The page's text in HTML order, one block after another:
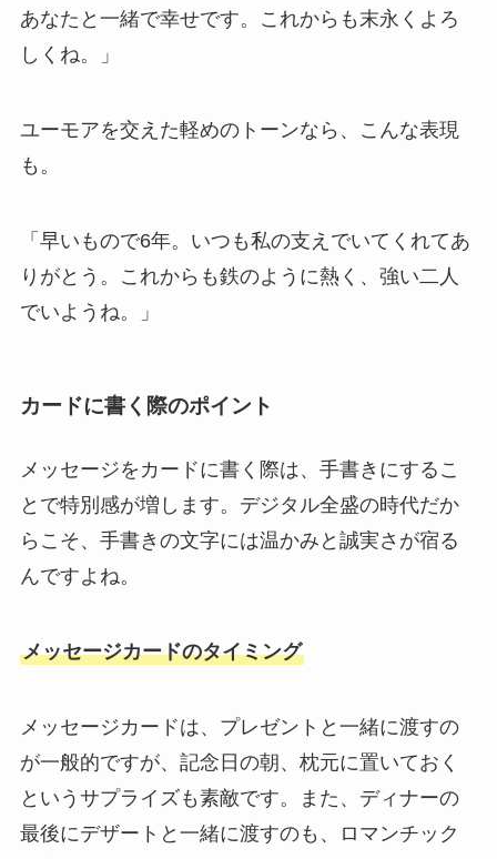
あなたと一緒で幸せです。これからも末永くよろ
しくね。」
ユーモアを交えた軽めのトーンなら、こんな表現
も。
「早いもので6年。いつも私の支えでいてくれてあ
りがとう。これからも鉄のように熱く、強い二人
でいようね。」
カードに書く際のポイント
メッセージをカードに書く際は、手書きにするこ
とで特別感が増します。デジタル全盛の時代だか
らこそ、手書きの文字には温かみと誠実さが宿る
んですよね。
メッセージカードのタイミング
メッセージカードは、プレゼントと一緒に渡すの
が一般的ですが、記念日の朝、枕元に置いておく
というサプライズも素敵です。また、ディナーの
最後にデザートと一緒に渡すのも、ロマンチック